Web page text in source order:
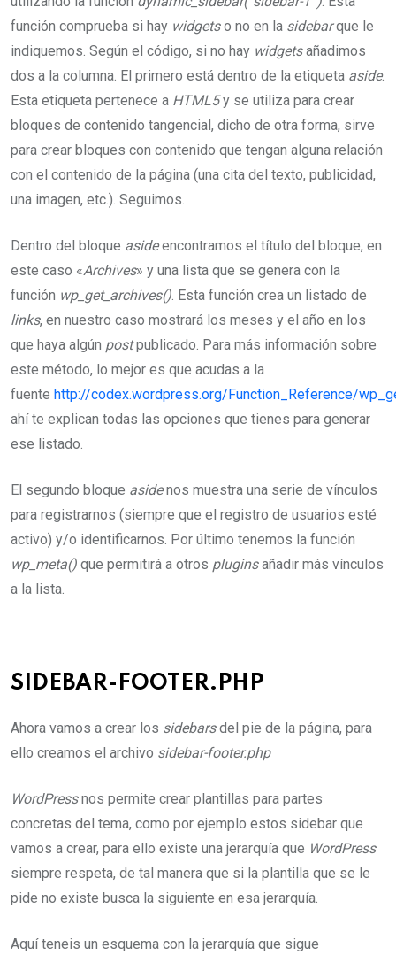
función comprueba si hay widgetso no en la sidebarque le
indiquemos. Según el código, si no hay widgetsañadimos
dos a la columna. El primero está dentro de la etiqueta aside.
Esta etiqueta pertenece a HTML5y se utiliza para crear
bloques de contenido tangencial, dicho de otra forma, sirve
para crear bloques con contenido que tengan alguna relación
con el contenido de la página (una cita del texto, publicidad,
una imagen, etc.). Seguimos.
Dentro del bloque asideencontramos el título del bloque, en
este caso «Archives» y una lista que se genera con la
función wp_get_archives() . Esta función crea un listado de
links, en nuestro caso mostrará los meses y el año en los
que haya algún postpublicado. Para más información sobre
este método, lo mejor es que acudas a la
fuente http://codex.wordpress.org/Function_Reference/
ahí te explican todas las opciones que tienes para generar
ese listado.
El segundo bloque asidenos muestra una serie de vínculos
para registrarnos (siempre que el registro de usuarios esté
activo) y/o identificarnos. Por último tenemos la función
wp_meta() que permitirá a otros pluginsañadir más vínculos
a la lista.
SIDEBAR-FOOTER.PHP
Ahora vamos a crear los sidebarsdel pie de la página, para
ello creamos el archivo sidebar-footer.php
WordPressnos permite crear plantillas para partes
concretas del tema, como por ejemplo estos sidebar que
vamos a crear, para ello existe una jerarquía que WordPress
siempre respeta, de tal manera que si la plantilla que se le
pide no existe busca la siguiente en esa jerarquía.
Aquí teneis un esquema con la jerarquía que sigue